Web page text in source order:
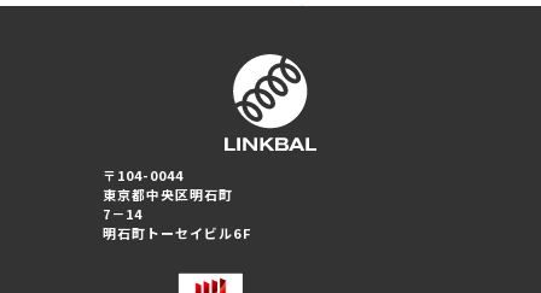
婚活パーティー（大阪）
〒104-0044
東京都中央区明石町
7－14
明石町トーセイビル6F